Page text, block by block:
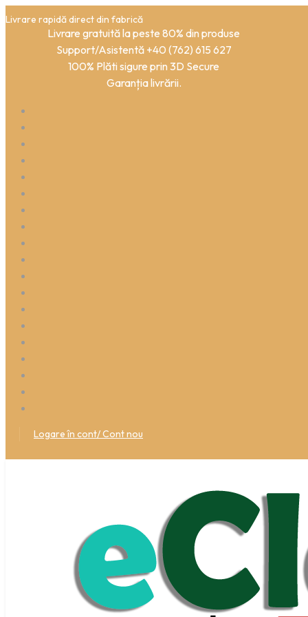
Livrare rapidă direct din fabrică
Livrare gratuită la peste 80% din produse
Support/Asistentă +40 (762) 615 627
100% Plăti sigure prin 3D Secure
Garanția livrării.
Logare în cont/ Cont nou